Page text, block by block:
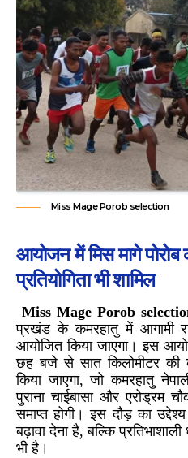
Miss Mage Porob selection
आयोजन में मिस मागे
प्रतियोगिता भी शामिल
Miss Mage Porob
प्रखंड के कमरहातु में आगामी
आयोजित किया जाएगा। इस
छह बजे से सात किलोमीटर
किया जाएगा, जो कमरहातु
पुराना चाईबासा और एरोड्रम
समाप्त होगी। इस दौड़ का
बढ़ावा देना है, बल्कि
भी है।